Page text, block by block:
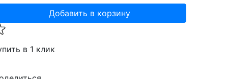
Добавить в корзину
в 1 клик